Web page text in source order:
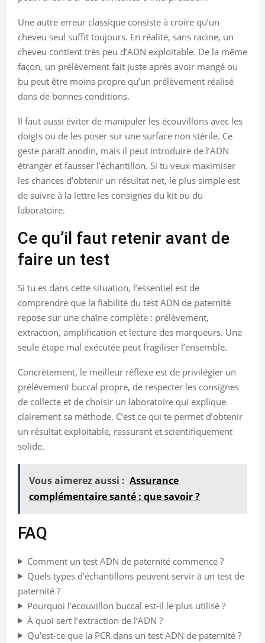
Une autre erreur classique consiste à croire qu’un
cheveu seul suffit toujours. En réalité, sans racine, un
cheveu contient très peu d’ADN exploitable. De la même
façon, un prélèvement fait juste après avoir mangé ou
bu peut être moins propre qu’un prélèvement réalisé
dans de bonnes conditions.
Il faut aussi éviter de manipuler les écouvillons avec les
doigts ou de les poser sur une surface non stérile. Ce
geste paraît anodin, mais il peut introduire de l’ADN
étranger et fausser l’échantillon. Si tu veux maximiser
les chances d’obtenir un résultat net, le plus simple est
de suivre à la lettre les consignes du kit ou du
laboratoire.
Ce qu’il faut retenir avant de
faire un test
Si tu es dans cette situation, l’essentiel est de
comprendre que la fiabilité du test ADN de paternité
repose sur une chaîne complète : prélèvement,
extraction, amplification et lecture des marqueurs. Une
seule étape mal exécutée peut fragiliser l’ensemble.
Concrètement, le meilleur réflexe est de privilégier un
prélèvement buccal propre, de respecter les consignes
de collecte et de choisir un laboratoire qui explique
clairement sa méthode. C’est ce qui te permet d’obtenir
un résultat exploitable, rassurant et scientifiquement
solide.
Vous aimerez aussi : Assurance
complémentaire santé : que savoir ?
FAQ
Comment un test ADN de paternité commence ?
Quels types d’échantillons peuvent servir à un test de
paternité ?
Pourquoi l’écouvillon buccal est-il le plus utilisé ?
À quoi sert l’extraction de l’ADN ?
Qu’est-ce que la PCR dans un test ADN de paternité ?